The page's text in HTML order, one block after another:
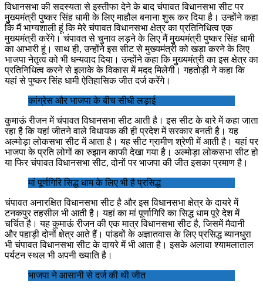
विधानसभा की सदस्यता से इस्तीफा देने के बाद चंपावत विधानसभा सीट पर
मुुख्यमंत्री पुष्कर सिंह धामी के लिए माहौल बनाना शुरू कर दिया है। उन्होंने कहा
कि मैं भाग्यशाली हूं कि मेरे चंपावत विधानसभा क्षेत्र का प्रतिनिधित्व एक
मुख्यमंत्री करेंगे। चंपावत से चुनाव लड़ने के लिए मैं मुुख्यमंत्री पुष्कर सिंह धामी
का आभारी हूं। साथ ही, उन्होंने इस सीट से मुख्यमंत्री को खड़ा करने के लिए
भाजपा नेतृत्व को भी धन्यवाद दिया। उन्होंने कहा कि मुुख्यमंत्री का इस क्षेत्र का
प्रतिनिधित्व करने से इलाके के विकास में मदद मिलेगी। गहतोड़ी ने कहा कि
यहां से पुष्कर सिंह धामी ऐतिहासिक जीत दर्ज करेंगे।
कांग्रेस और भाजपा के बीच सीधी लड़ाई
कुमाऊं रीजन में चंपावत विधानसभा सीट आती है। इस सीट के बारे में कहा जाता
रहा है कि यहां जीतने वाले विधायक की ही प्रदेश में सरकार बनती है। यह
अल्मोड़ा लोकसभा सीट में आता है। यह सीट ग्रामीण श्रेणी में आती है। यहां पर
भाजपा के प्रति लोगों का रुझान काफी देखा गया है। अल्मोड़ा लोकसभा सीट हो
या फिर चंपावत विधानसभा सीट, दोनों पर भाजपा की जीत इसका प्रमाण है।
मां पूर्णगिरि सिद्ध धाम के लिए भी है प्रसिद्ध
चंपावत अनारक्षित विधानसभा सीट है और इस विधानसभा क्षेत्र के दायरे में
टनकपुर तहसील भी आती है। यहां का मां पूर्णागिरि का सिद्ध धाम पूरे देश में
चर्चित है। यह कुमाऊं रीजन की एक मात्र विधानसभा सीट है, जिसमें मैदानी
और पहाड़ी दोनों क्षेत्र आते हैं। पांडवों के अज्ञातवास के लिए प्रसिद्ध ब्यानधुरा
भी चंपावत विधानसभा सीट के दायरे में भी आता है। इसके अलावा श्यामलाताल
पर्यटन स्थल भी अपनी ख्याति है।
भाजपा ने आसानी से दर्ज की थी जीत